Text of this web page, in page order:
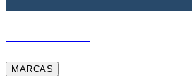
MARCAS